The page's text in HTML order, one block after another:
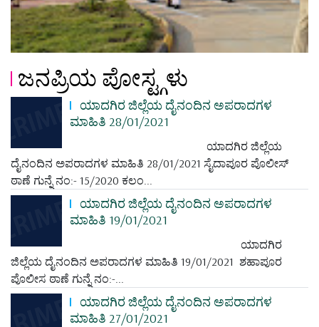
ಜನಪ್ರಿಯ ಪೋಸ್ಟ್ಗಳು
ಯಾದಗಿರ ಜಿಲ್ಲೆಯ ದೈನಂದಿನ ಅಪರಾದಗಳ
ಮಾಹಿತಿ 28/01/2021
ಯಾದಗಿರ ಜಿಲ್ಲೆಯ
ದೈನಂದಿನ ಅಪರಾದಗಳ ಮಾಹಿತಿ 28/01/2021 ಸೈದಾಪೂರ ಪೊಲೀಸ್
ಠಾಣೆ ಗುನ್ನೆ ನಂ:- 15/2020 ಕಲಂ...
ಯಾದಗಿರ ಜಿಲ್ಲೆಯ ದೈನಂದಿನ ಅಪರಾದಗಳ
ಮಾಹಿತಿ 19/01/2021
ಯಾದಗಿರ
ಜಿಲ್ಲೆಯ ದೈನಂದಿನ ಅಪರಾದಗಳ ಮಾಹಿತಿ 19/01/2021 ಶಹಾಪೂರ
ಪೊಲೀಸ ಠಾಣೆ ಗುನ್ನೆ ನಂ:-...
ಯಾದಗಿರ ಜಿಲ್ಲೆಯ ದೈನಂದಿನ ಅಪರಾದಗಳ
ಮಾಹಿತಿ 27/01/2021